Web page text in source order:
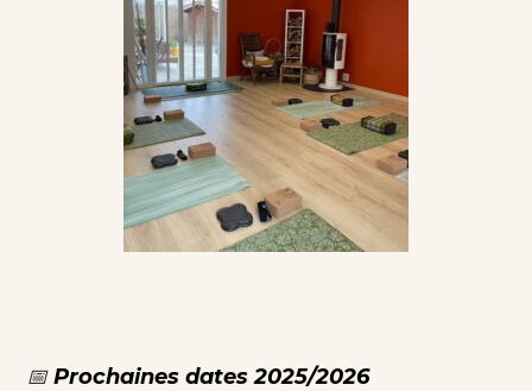
📅Prochaines dates 2025/2026